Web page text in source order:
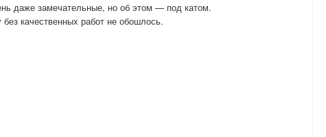
даже замечательные, но об этом — под катом.
качественных работ не обошлось.